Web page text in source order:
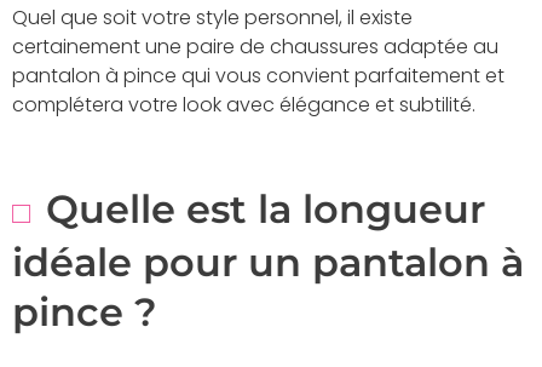
Quel que soit votre style personnel, il existe
certainement une paire de chaussures adaptée au
pantalon à pince qui vous convient parfaitement et
complétera votre look avec élégance et subtilité.
Quelle est la longueur
idéale pour un pantalon à
pince ?